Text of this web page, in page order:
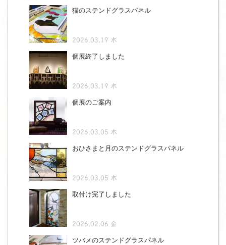
猫のステンドグラスパネル
2026.03.19 木
個展終了しました
2026.03.19 木
個展のご案内
2026.03.05 木
おひさまと月のステンドグラスパネル
2026.03.05 木
取付け完了しました
2026.02.06 金
ツバメのステンドグラスパネル